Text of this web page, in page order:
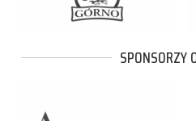
SPONSORZY